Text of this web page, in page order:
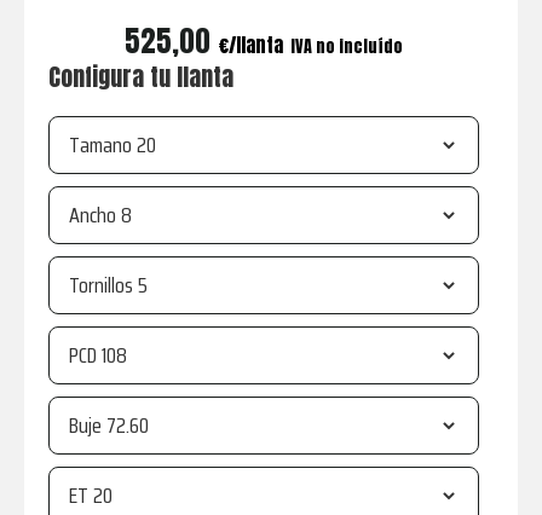
525,00 € IVA no incluído
Configura tu llanta
Tamano
Ancho
Tornillos
PCD
Buje
ET